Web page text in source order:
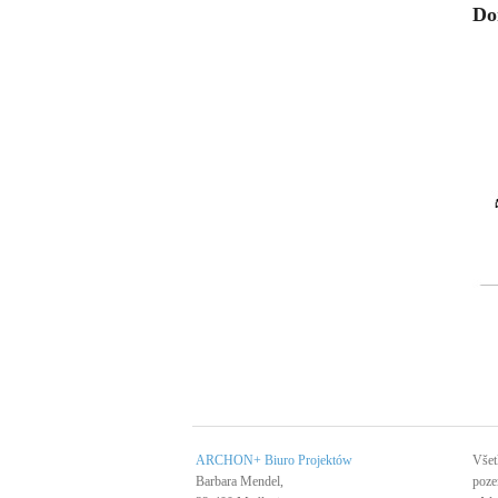
ARCHON+ Biuro Projektów
Barbara Mendel,